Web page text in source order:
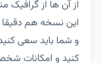
از آن ها از گرافیک
این نسخه هم
و شما باید سعی
کنید و امکانات